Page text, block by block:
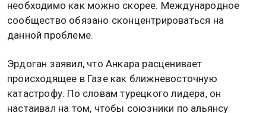
необходимо как можно скорее. Международное
сообщество обязано сконцентрироваться на
данной проблеме.
Эрдоган заявил, что Анкара расценивает
происходящее в Газе как ближневосточную
катастрофу. По словам турецкого лидера, он
настаивал на том, чтобы союзники по альянсу